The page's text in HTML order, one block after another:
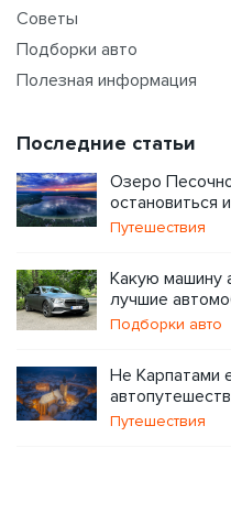
Советы
Подборки авто
Полезная информация
Последние статьи
Озеро
остановиться
Путешествия
Какую машину
лучшие
Подборки авто
Не Карпатами
Путешествия